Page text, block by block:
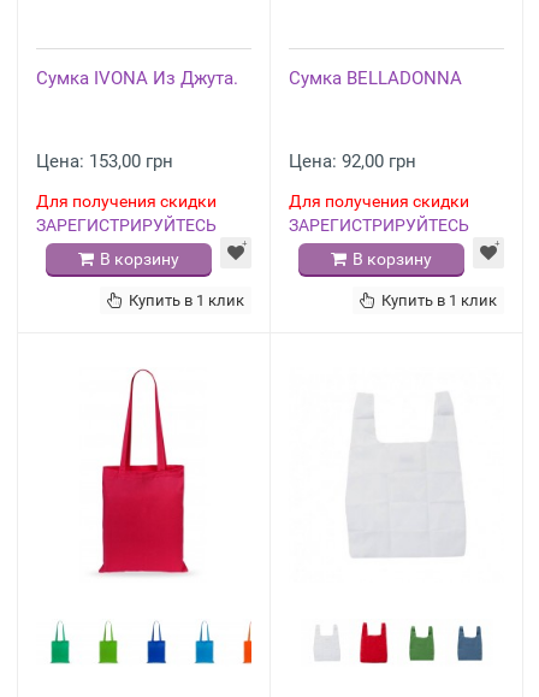
Сумка IVONA Из Джута.
Цена: 153,00 грн
Для получения скидки
ЗАРЕГИСТРИРУЙТЕСЬ
В корзину
Купить в 1 клик
Сумка BELLADONNA
Цена: 92,00 грн
Для получения скидки
ЗАРЕГИСТРИРУЙТЕСЬ
В корзину
Купить в 1 клик